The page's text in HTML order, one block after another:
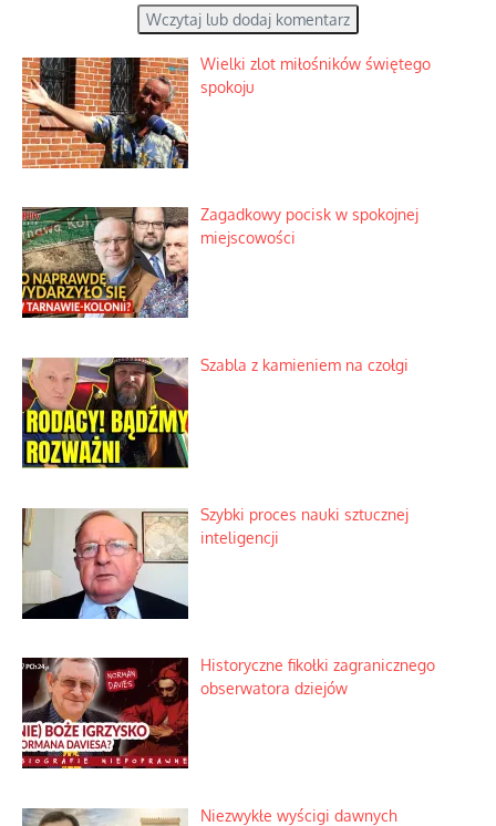
Wczytaj lub dodaj komentarz
Wielki zlot miłośników świętego
spokoju
Zagadkowy pocisk w spokojnej
miejscowości
Szabla z kamieniem na czołgi
Szybki proces nauki sztucznej
inteligencji
Historyczne fikołki zagranicznego
obserwatora dziejów
Niezwykłe wyścigi dawnych